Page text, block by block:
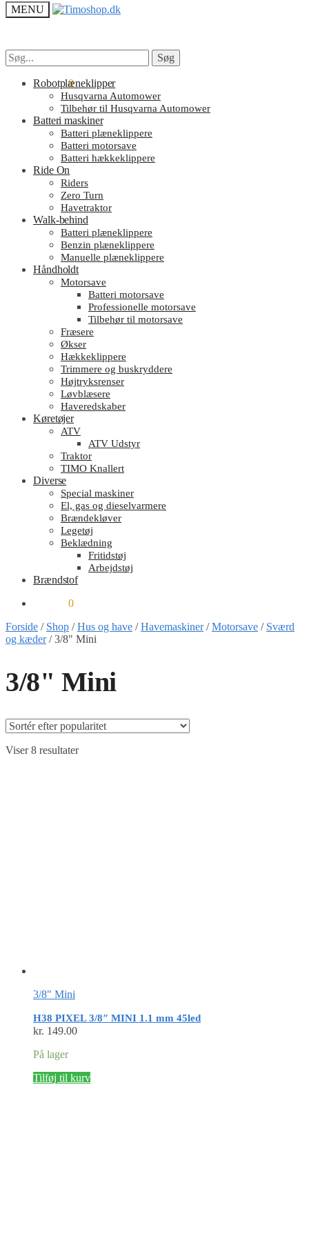
MENU
Søg
efter:
Søg
kr.0.00 0
Søg
efter:
Søg
Robotplæneklipper
Husqvarna Automower
Tilbehør til Husqvarna Automower
Batteri maskiner
Batteri plæneklippere
Batteri motorsave
Batteri hækkeklippere
Ride On
Riders
Zero Turn
Havetraktor
Walk-behind
Batteri plæneklippere
Benzin plæneklippere
Manuelle plæneklippere
Håndholdt
Motorsave
Batteri motorsave
Professionelle motorsave
Tilbehør til motorsave
Fræsere
Økser
Hækkeklippere
Trimmere og buskryddere
Højtryksrenser
Løvblæsere
Haveredskaber
Køretøjer
ATV
ATV Udstyr
Traktor
TIMO Knallert
Diverse
Special maskiner
El, gas og dieselvarmere
Brændekløver
Legetøj
Beklædning
Fritidstøj
Arbejdstøj
Brændstof
0
Forside / Shop /Hus og have /Havemaskiner/Motorsave / Sværd
og kæder/3/8" Mini
3/8" Mini
Viser 8 resultaterSorteret
3/8" Mini
H38 PIXEL 3/8″ MINI 1.1 mm 45led
kr. 149.00
På lager
Tilføj til kurv